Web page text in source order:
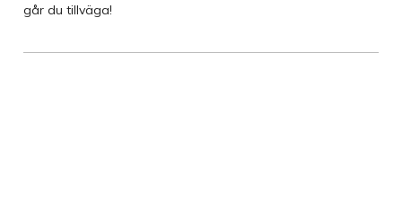
går du tillväga!